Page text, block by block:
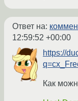
Ответ на:
12:59:52 +00:00
https://
Как